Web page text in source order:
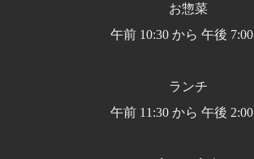
お惣菜
午前 10:30 から 午後 7:00
ランチ
午前 11:30 から 午後 2:00